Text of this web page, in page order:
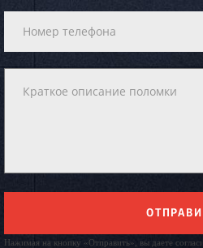
Нажимая на кнопку «Отправить», вы даете